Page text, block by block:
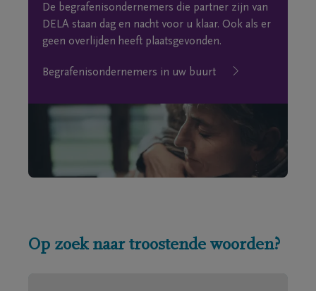
De begrafenisondernemers die partner zijn van
DELA staan dag en nacht voor u klaar. Ook als er
geen overlijden heeft plaatsgevonden.
Begrafenisondernemers in uw buurt
Op zoek naar troostende woorden?